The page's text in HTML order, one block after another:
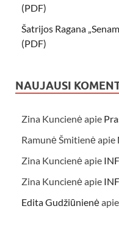
(PDF)
Šatrijos Ragana
(PDF)
NAUJAUSI
Zina Kuncienėapie
Ramunė Šmitienėapie
Zina Kuncienėapie
Zina Kuncienėapie
Edita Gudžiūnienėapie